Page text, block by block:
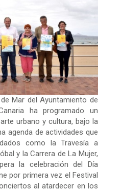
Mar del Ayuntamiento de
ha programado un
urbano y cultura, bajo la
agenda de actividades que
como la Travesía a
y la Carrera de La Mujer,
la celebración del Día
por primera vez el Festival
al atardecer en los